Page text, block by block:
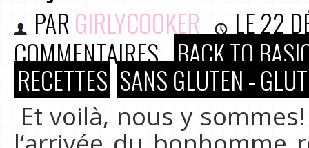
PAR GIRLYCOOKER LE22
COMMENTAIRES BACK TO
RECETTES SANS GLUTEN -
Et voilà, nous y